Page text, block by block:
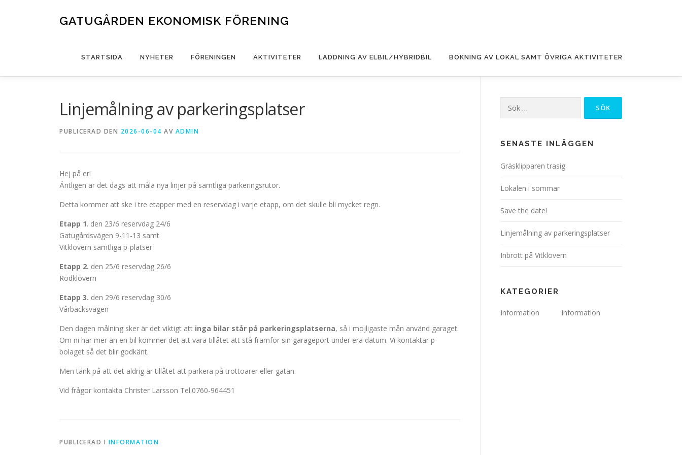
GATUGÅRDEN EKONOMISK FÖRENING
STARTSIDA NYHETER FÖRENINGEN AKTIVITETER LADDNING AV ELBIL/HYBRIDBIL BOKNING AV LOKAL SAMT ÖVRIGA AKTIVITETER
Linjemålning av parkeringsplatser
PUBLICERAD DEN 2026-06-04 AV ADMIN
Hej på er!
Äntligen är det dags att måla nya linjer på samtliga parkeringsrutor.
Detta kommer att ske i tre etapper med en reservdag i varje etapp, om det skulle bli mycket regn.
Etapp 1. den 23/6 reservdag 24/6
Gatugårdsvägen 9-11-13 samt
Vitklövern samtliga p-platser
Etapp 2. den 25/6 reservdag 26/6
Rödklövern
Etapp 3. den 29/6 reservdag 30/6
Vårbäcksvägen
Den dagen målning sker är det viktigt att inga bilar står på parkeringsplatserna, så i möjligaste mån använd garaget.
Om ni har mer än en bil kommer det att vara tillåtet att stå framför sin garageport under era datum. Vi kontaktar p-
bolaget så det blir godkänt.
Men tänk på att det aldrig är tillåtet att parkera på trottoarer eller gatan.
Vid frågor kontakta Christer Larsson Tel.0760-964451
PUBLICERAD I INFORMATION
efter:
SENASTE INLÄGGEN
Gräsklipparen trasig
Lokalen i sommar
Save the date!
Linjemålning av parkeringsplatser
Inbrott på Vitklövern
KATEGORIER
Information Information